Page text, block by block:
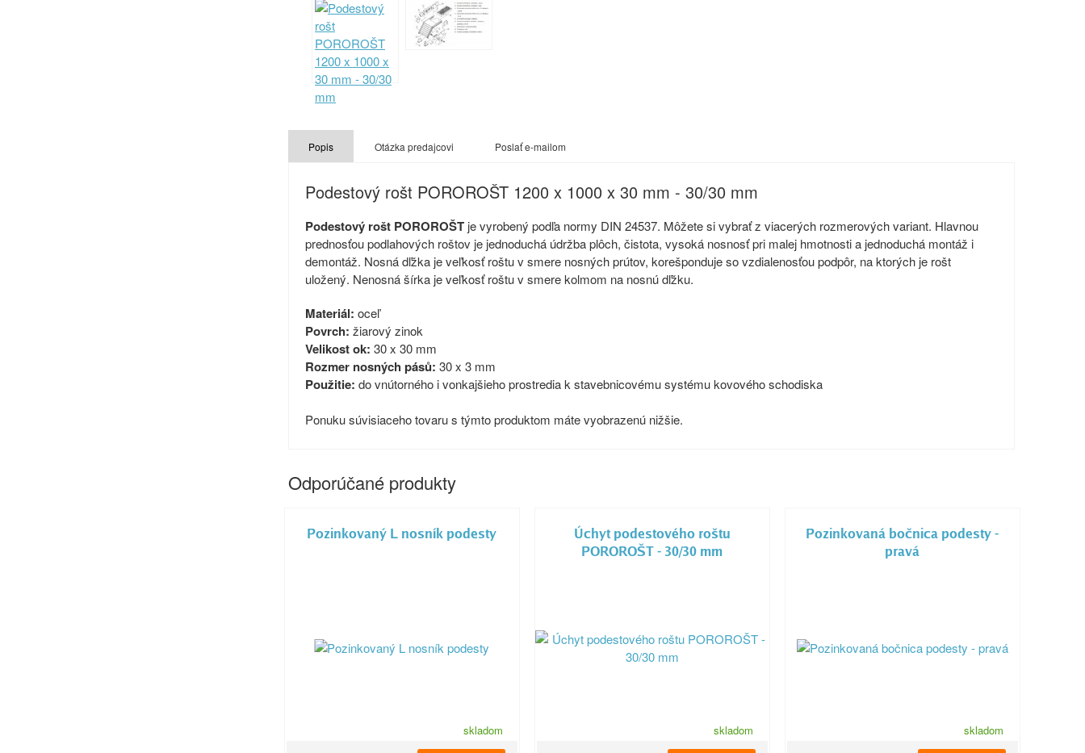
Popis Otázka predajcovi Poslať e-mailom
Podestový rošt POROROŠT 1200 x 1000 x 30 mm - 30/30 mm
Podestový rošt POROROŠT je vyrobený podľa normy DIN 24537. Môžete si vybrať z viacerých rozmerových variant. Hlavnou
prednosťou podlahových roštov je jednoduchá údržba plôch, čistota, vysoká nosnosť pri malej hmotnosti a jednoduchá montáž i
demontáž. Nosná dľžka je veľkosť roštu v smere nosných prútov, korešponduje so vzdialenosťou podpôr, na ktorých je rošt
uložený. Nenosná šírka je veľkosť roštu v smere kolmom na nosnú dľžku.
Materiál: oceľ
Povrch: žiarový zinok
Velikost ok: 30 x 30 mm
Rozmer nosných pásů: 30 x 3 mm
Použitie: do vnútorného i vonkajšieho prostredia k stavebnicovému systému kovového schodiska
Ponuku súvisiaceho tovaru s týmto produktom máte vyobrazenú nižšie.
Odporúčané produkty
Pozinkovaný L nosník podesty
skladom
Úchyt podestového roštu
POROROŠT - 30/30 mm
skladom
Pozinkovaná bočnica podesty -
pravá
skladom